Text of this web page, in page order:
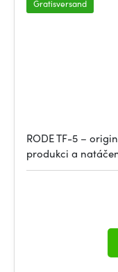
Gratisversand
RODE TF-5 –
produkci a